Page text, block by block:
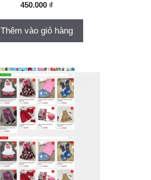
450.000 ₫
Thêm vào giỏ hàng